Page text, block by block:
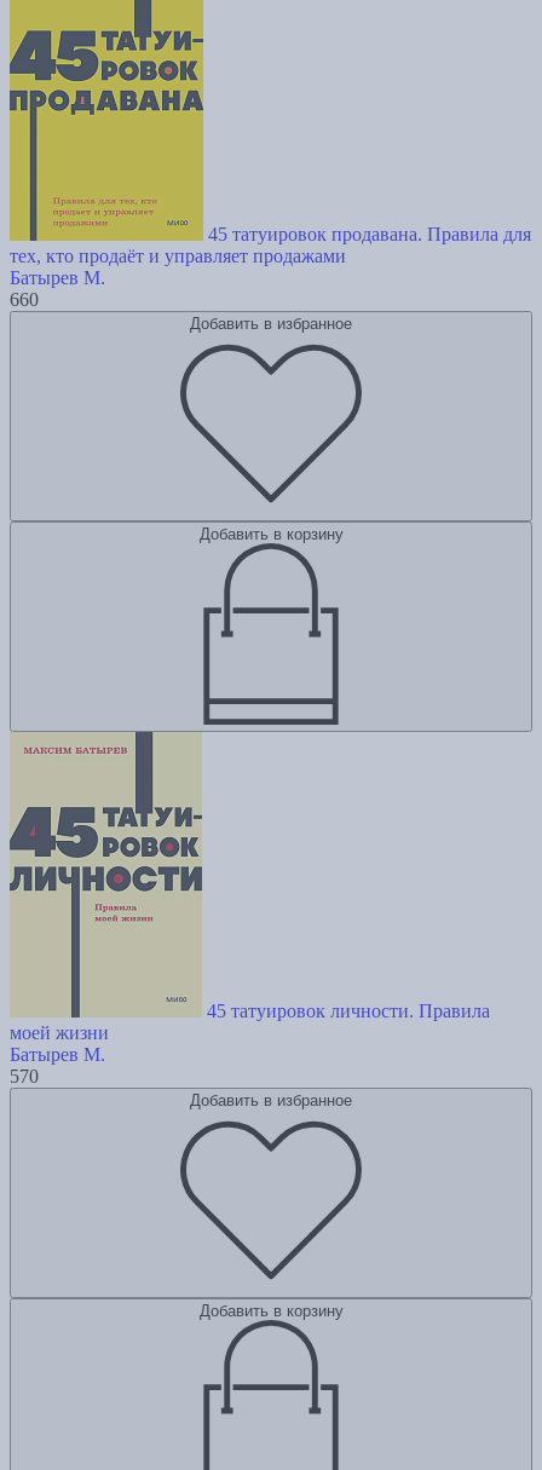
45 татуировок продавана. Правила для
тех, кто продаёт и управляет продажами
Батырев М.
660
Добавить в избранное
Добавить в корзину
45 татуировок личности. Правила
моей жизни
Батырев М.
570
Добавить в избранное
Добавить в корзину